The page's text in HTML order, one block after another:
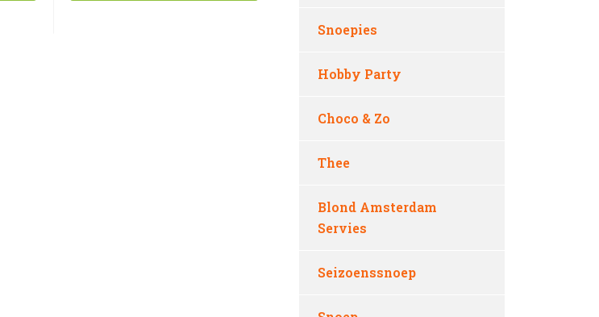
Snoepies
Hobby Party
Choco & Zo
Thee
Blond Amsterdam
Servies
Seizoenssnoep